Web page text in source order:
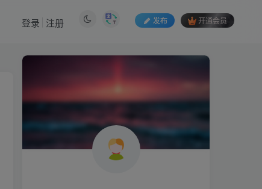
发布 开通会员
登录 注册